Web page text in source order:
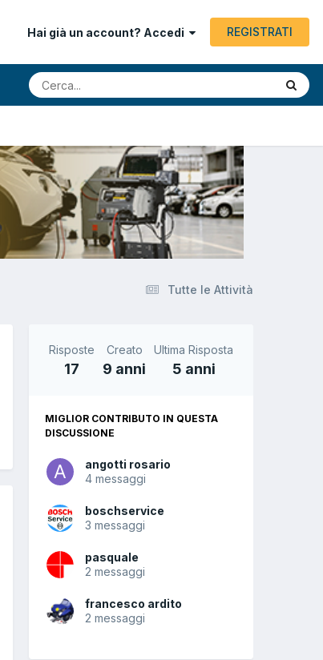
Hai già un account? Accedi REGISTRATI
Tutte le Attività
Risposte
17
Creato
9 anni
Ultima Risposta
5 anni
MIGLIOR CONTRIBUTO IN QUESTA
DISCUSSIONE
angotti rosario
4 messaggi
boschservice
3 messaggi
pasquale
2 messaggi
francesco ardito
2 messaggi